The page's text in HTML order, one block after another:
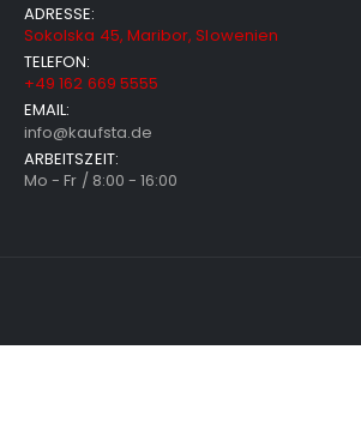
ADRESSE:
Sokolska 45, Maribor, Slowenien
TELEFON:
+49 162 669 5555
EMAIL:
info@kaufsta.de
ARBEITSZEIT:
Mo - Fr / 8:00 - 16:00